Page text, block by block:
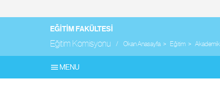
EĞITIM FAKÜLTESI
Eğitim Komisyonu Okan Anasayfa Eğitim
MENU